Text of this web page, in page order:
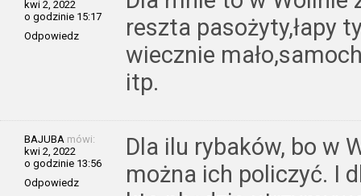
kwi 2, 2022
o godzinie 15:17
Odpowiedz
reszta pasożyty,łapy
wiecznie
itp.
BAJUBA mówi:
kwi 2, 2022
o godzinie 13:56
Odpowiedz
Dla ilu rybaków, bo w
można ich policzyć. I